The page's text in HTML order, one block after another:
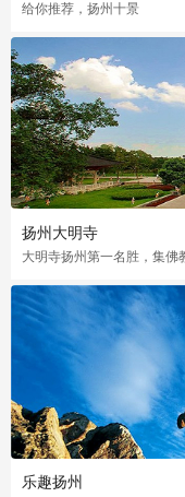
给你推荐，扬州十景
扬州大明寺
乐趣扬州